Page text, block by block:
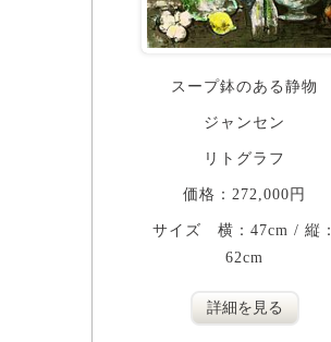
スープ鉢のある静物
ジャンセン
リトグラフ
価格：272,000円
サイズ 横：47cm / 縦：
62cm
詳細を見る